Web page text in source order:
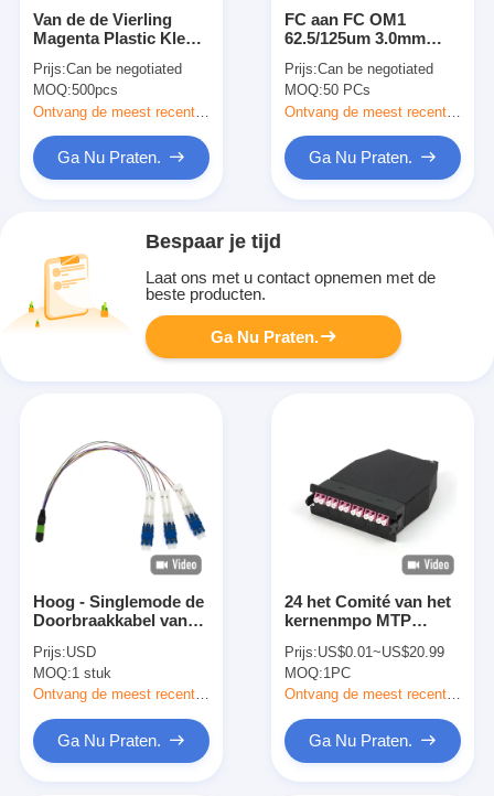
Van de de Vierling
Magenta Plastic Kleur
Multimode Vezel
Optische Adapter
Prijs:Can be negotiated
MOQ:500pcs
Ontvang de meest recente Prijs
Ga Nu Praten.
FC aan FC OM1
62.5/125um 3.0mm
Multimode Vezel
Optische Patchcord
Prijs:Can be negotiated
MOQ:50 PCs
Ga Nu Praten.
Bespaar je tijd
Laat ons met u contact opnemen met de
beste producten.
Ga Nu Praten.
Hoog - Singlemode de
Doorbraakkabel van
dichtheidsvezel
Optische
Prijs:USD
MOQ:1 stuk
Ontvang de meest recente Prijs
Ga Nu Praten.
24 het Comité van het
kernenmpo MTP
Modulecassette voor
Data Center
Prijs:US$0.01~US$20.99
MOQ:1PC
Ontvang de meest recente Prijs
Ga Nu Praten.